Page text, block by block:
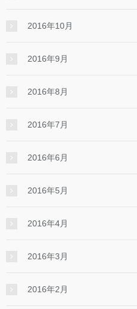
2016年10月
2016年9月
2016年8月
2016年7月
2016年6月
2016年5月
2016年4月
2016年3月
2016年2月